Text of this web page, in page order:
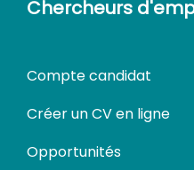
Chercheurs
Compte candidat
Créer un CV en ligne
Opportunités